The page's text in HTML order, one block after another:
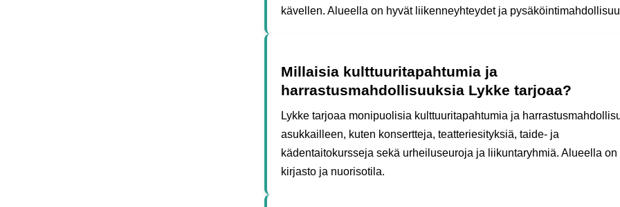
kävellen. Alueella on hyvät liikenneyhteydet ja
Millaisia kulttuuritapahtumia ja
harrastusmahdollisuuksia Lykke tarjoaa?
Lykke tarjoaa monipuolisia kulttuuritapahtumia ja
asukkailleen, kuten konsertteja, teatteriesityksiä, taide- ja
kädentaitokursseja sekä urheiluseuroja ja liikuntaryhmiä. Alueella on
kirjasto ja nuorisotila.